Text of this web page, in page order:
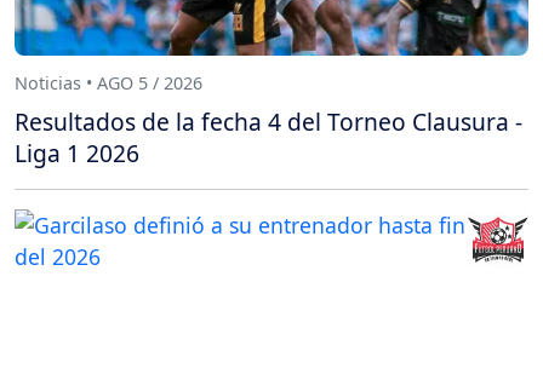
Noticias • AGO 5 / 2026
Resultados de la fecha 4 del Torneo Clausura -
Liga 1 2026